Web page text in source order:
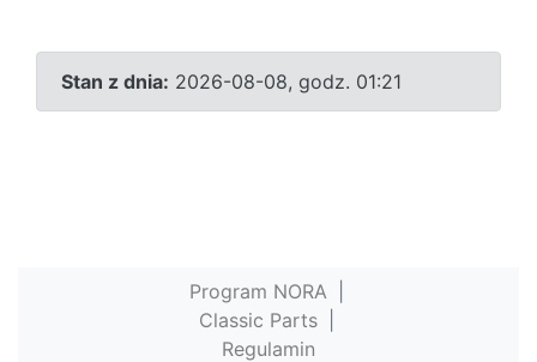
Stan z dnia: 2026-08-08, godz. 01:21
Program NORA
Classic Parts
Regulamin